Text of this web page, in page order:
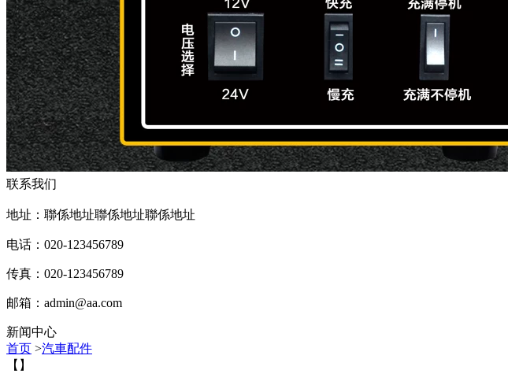
联系我们
地址：聯係地址聯係地址聯係地址
电话：020-123456789
传真：020-123456789
邮箱： admin@aa.com
新闻中心
首页 >汽車配件
【】